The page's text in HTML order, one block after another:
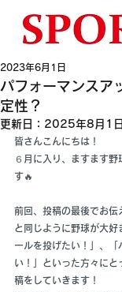
パフォーマンスア
定性？
2023年6月1日
更新日： 2025年8月1日
皆さんこんにちは！
６月に入り、ますます
す🔥
前回、投稿の最後でお伝
と同じように野球が大
ールを投げたい！」、「
い！」といった方々に
稿をしていきます！